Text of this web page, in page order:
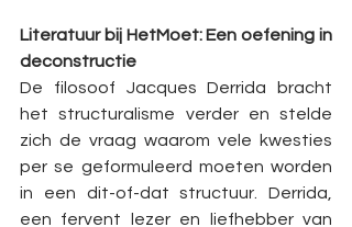
Literatuur bij HetMoet: Een oefening in
deconstructie
De filosoof Jacques Derrida bracht
het structuralisme verder en stelde
zich de vraag waarom vele kwesties
per se geformuleerd moeten worden
in een dit-of-dat structuur. Derrida,
een fervent lezer en liefhebber van